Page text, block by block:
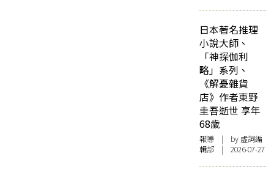
日本著名推理
小說大師、
「神探伽利
略」系列、
《解憂雜貨
店》作者東野
圭吾逝世 享年
68歲
報導 | by 虛詞編
輯部 | 2026-07-27